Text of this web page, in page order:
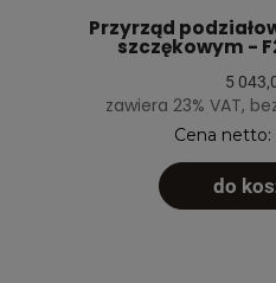
Przyrząd
szczękowym -
5
zawiera 23% VAT,
Cena netto:
do